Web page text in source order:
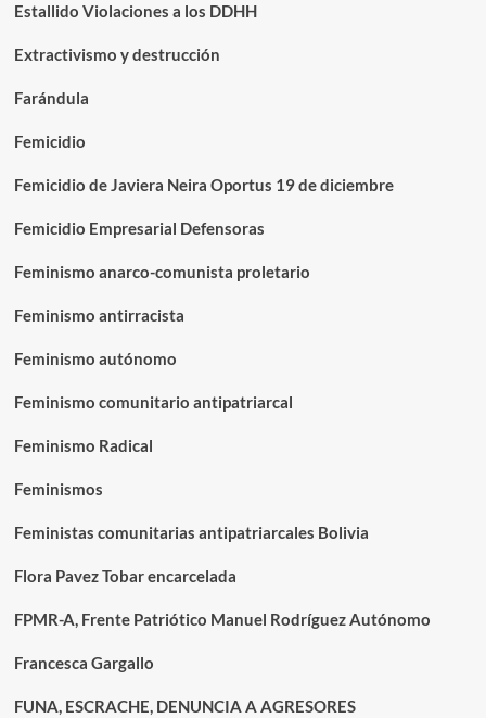
Estallido Violaciones a los DDHH
Extractivismo y destrucción
Farándula
Femicidio
Femicidio de Javiera Neira Oportus 19 de diciembre
Femicidio Empresarial Defensoras
Feminismo anarco-comunista proletario
Feminismo antirracista
Feminismo autónomo
Feminismo comunitario antipatriarcal
Feminismo Radical
Feminismos
Feministas comunitarias antipatriarcales Bolivia
Flora Pavez Tobar encarcelada
FPMR-A, Frente Patriótico Manuel Rodríguez Autónomo
Francesca Gargallo
FUNA, ESCRACHE, DENUNCIA A AGRESORES